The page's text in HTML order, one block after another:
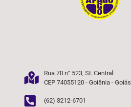
Rua 70 n° 523, St. Central
CEP 74055120 - Goiânia - Goiás
(62) 3212-6701